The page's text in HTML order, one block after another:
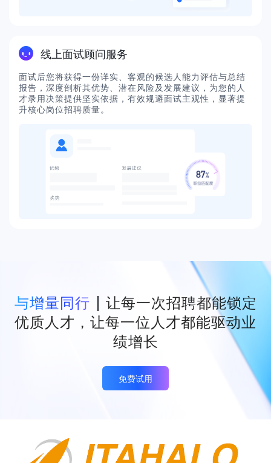
线上面试顾问服务
面试后您将获得一份详实、客观的候选人能力评估与总结
报告，深度剖析其优势、潜在风险及发展建议，为您的人
才录用决策提供坚实依据，有效规避面试主观性，显著提
升核心岗位招聘质量。
与增量同行
让每一次招聘都能锁定
优质人才，让每一位人才都能驱动业
绩增长
免费试用